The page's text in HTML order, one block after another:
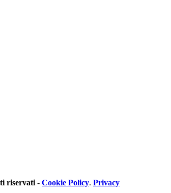
riservati- Cookie Policy. Privacy